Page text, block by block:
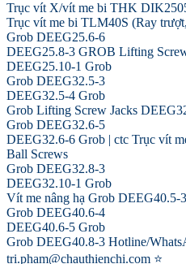
Trục vít X/vít me bi THK
Trục vít me bi TLM40S (Ray
Grob DEEG25.6-6
DEEG25.8-3 GROB Lifting
DEEG25.10-1 Grob
Grob DEEG32.5-3
DEEG32.5-4 Grob
Grob Lifting Screw Jacks
Grob DEEG32.6-5
DEEG32.6-6 Grob | ctc Trục vít
Ball Screws
Grob DEEG32.8-3
DEEG32.10-1 Grob
Vít me nâng hạ Grob DEEG40.5-3
Grob DEEG40.6-4
DEEG40.6-5 Grob
Grob DEEG40.8-3 Hotline/
tri.pham@chauthienchi.com ⭐